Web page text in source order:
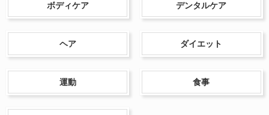
ボディケア デンタルケア
ヘア ダイエット
運動 食事